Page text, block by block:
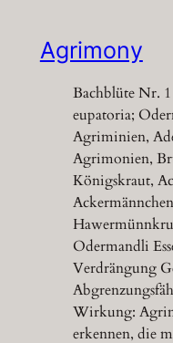
Agrimony
Bachblüte Nr.
eupatoria;
Agriminien,
Agrimonien,
Königskraut,
Odermandli
Verdrängung
Wirkung:
erkennen, die